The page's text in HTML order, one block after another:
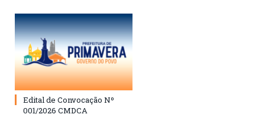
Edital de Convocação Nº
001/2026 CMDCA